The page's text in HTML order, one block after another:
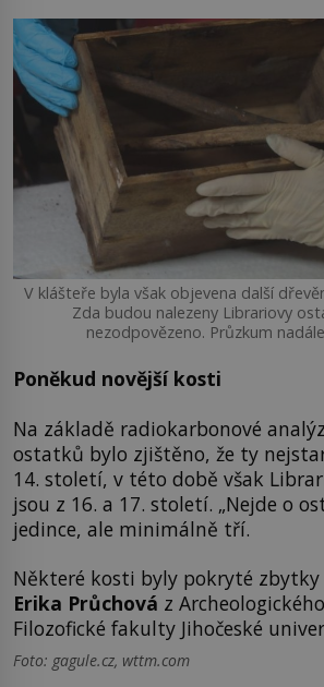
V klášteře byla však objevena další
Zda budou nalezeny Librariovy
nezodpovězeno. Průzkum
Poněkud novější kosti
Na základě radiokarbonové
ostatků bylo zjištěno, že ty
14. století, v této době však
jsou z 16. a 17. století. „Nejde o
jedince, ale minimálně tří.
Některé kosti byly pokryté zbytky
Erika Průchová z
Filozofické fakulty Jihočeské
Foto: gagule.cz, wttm.com